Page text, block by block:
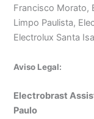
Francisco Morato,
Limpo Paulista,
Electrolux Santa
Aviso Legal:
Electrobrast
Paulo